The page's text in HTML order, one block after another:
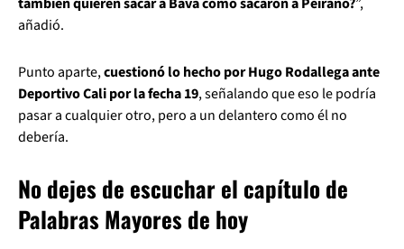
añadió.
Punto aparte,cuestionó lo hecho por Hugo Rodallega ante
Deportivo Cali por la fecha 19, señalando que eso le podría
pasar a cualquier otro, pero a un delantero como él no
debería.
No dejes de escuchar el capítulo de
Palabras Mayores de hoy